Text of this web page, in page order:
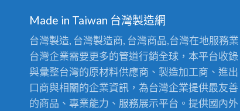
Made in Taiwan 台灣製造網
台灣製造, 台灣製造商, 台灣商品,台灣在地服務業
台灣企業需要更多的管道行銷全球，本平台收錄
與彙整台灣的原材料供應商、製造加工商、進出
口商與相關的企業資訊，為台灣企業提供最友善
的商品、專業能力、服務展示平台。提供國內外